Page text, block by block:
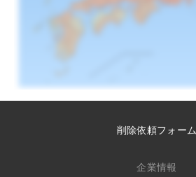
削除依頼フォーム
企業情報